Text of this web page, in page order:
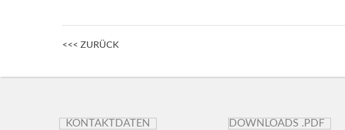
Posts
<<< ZURÜCK
KONTAKTDATEN DOWNLOADS .PDF